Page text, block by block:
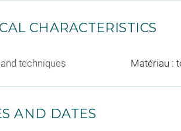
CHARACTERISTICS
techniques Matériau :
AND DATES